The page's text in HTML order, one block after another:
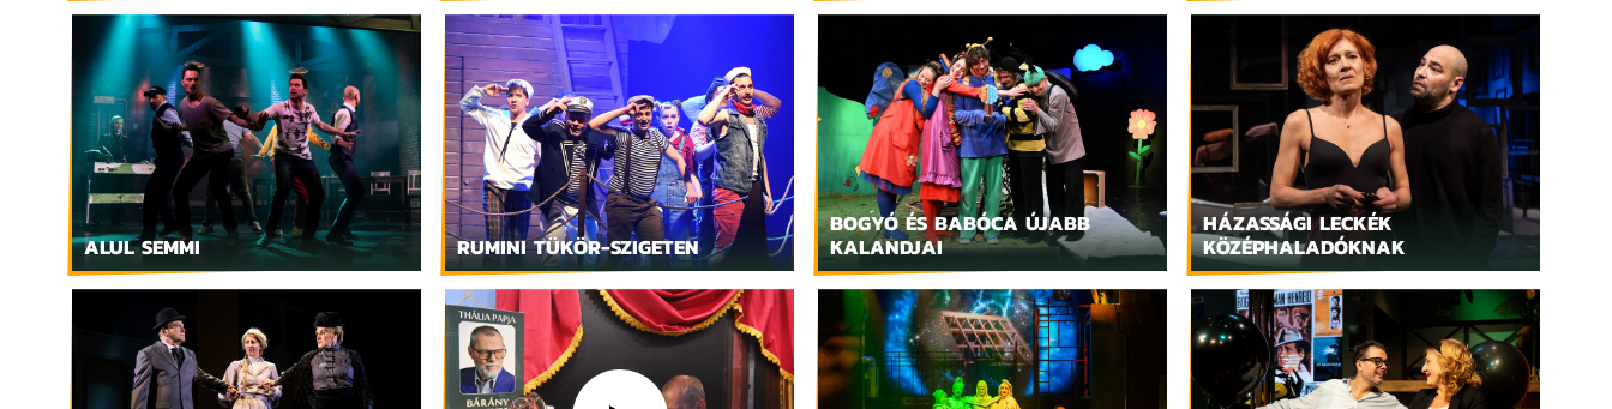
ALUL SEMMI RUMINI TÜKÖR-SZIGETEN
BOGYÓ ÉS BABÓCA ÚJABB
KALANDJAI
HÁZASSÁGI LECKÉK
KÖZÉPHALADÓKNAK